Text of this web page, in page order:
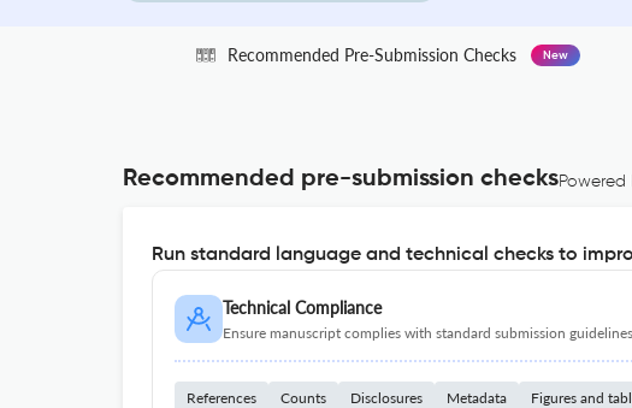
Recommended Pre-Submission Checks New
Recommended pre-submission checksPowered
Run standard language and technical checks to
Technical Compliance
Ensure manuscript complies with standard submission
References Counts Disclosures Metadata Figures and